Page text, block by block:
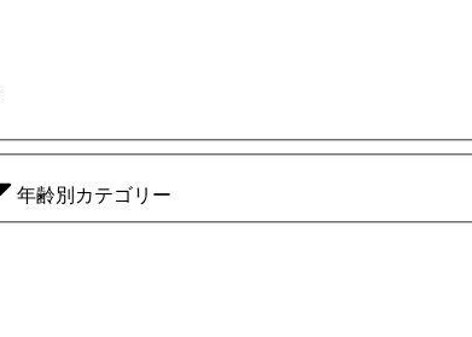
年齢別カテゴリー